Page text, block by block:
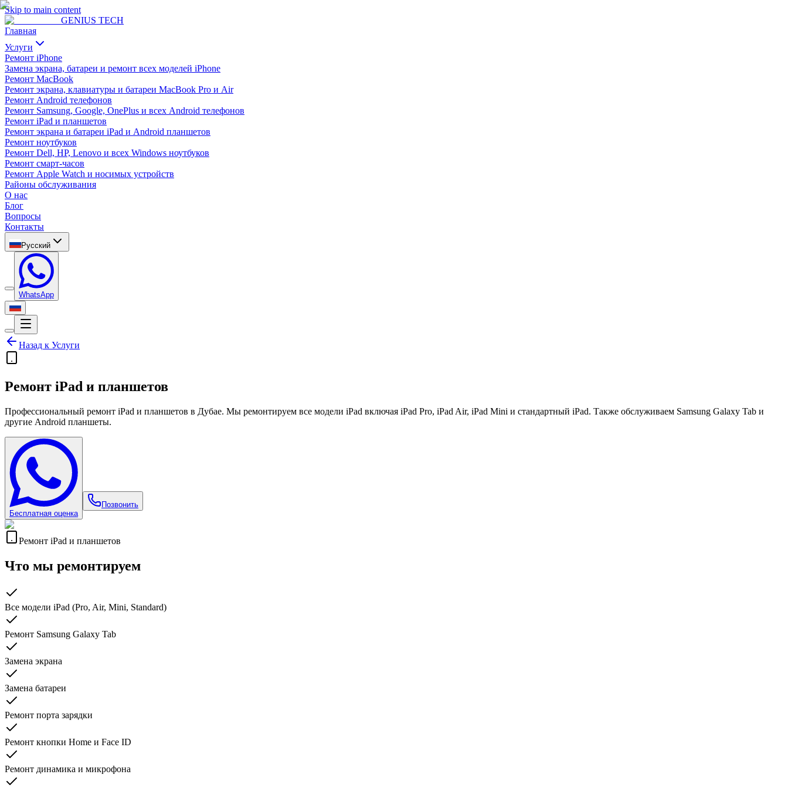
Skip to main content
GENIUS TECH
Главная
Услуги
Ремонт iPhone
Замена экрана, батареи и ремонт всех моделей iPhone
Ремонт MacBook
Ремонт экрана, клавиатуры и батареи MacBook Pro и Air
Ремонт Android телефонов
Ремонт Samsung, Google, OnePlus и всех Android телефонов
Ремонт iPad и планшетов
Ремонт экрана и батареи iPad и Android планшетов
Ремонт ноутбуков
Ремонт Dell, HP, Lenovo и всех Windows ноутбуков
Ремонт смарт-часов
Ремонт Apple Watch и носимых устройств
Районы обслуживания
О нас
Блог
Вопросы
Контакты
Русский
WhatsApp
Назад к Услуги
Ремонт iPad и планшетов
Профессиональный ремонт iPad и планшетов в Дубае. Мы ремонтируем все модели iPad включая iPad Pro, iPad Air, iPad Mini и стандартный iPad. Также обслуживаем Samsung Galaxy Tab и
другие Android планшеты.
Бесплатная оценка
Позвонить
Ремонт iPad и планшетов
Что мы ремонтируем
Все модели iPad (Pro, Air, Mini, Standard)
Ремонт Samsung Galaxy Tab
Замена экрана
Замена батареи
Ремонт порта зарядки
Ремонт кнопки Home и Face ID
Ремонт динамика и микрофона